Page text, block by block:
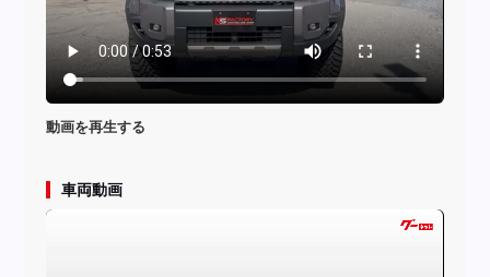
動画を再生する
車両動画